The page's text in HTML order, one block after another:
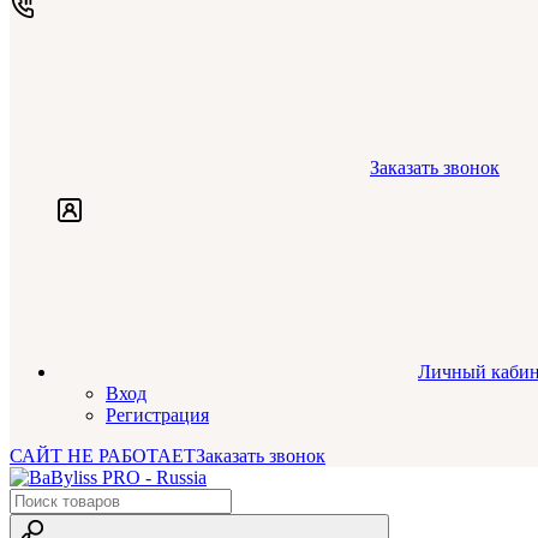
Заказать звонок
Личный
Вход
Регистрация
САЙТ НЕ РАБОТАЕТЗаказать звонок